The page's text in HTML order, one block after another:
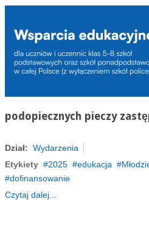
podopiecznych pieczy
Dział: Wydarzenia
Etykiety
2025 edukacja
dofinansowanie
Czytaj dalej...